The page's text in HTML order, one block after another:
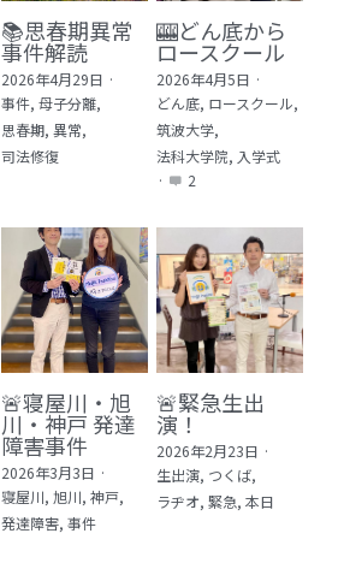
📚思春期異常
事件解読
2026年4月29日 ·
事件, 母子分離,
思春期, 異常,
司法修復
🎰どん底から
ロースクール
2026年4月5日 ·
どん底, ロースクール,
筑波大学,
法科大学院, 入学式
·
2
🚨寝屋川・旭
川・神戸 発達
障害事件
2026年3月3日 ·
寝屋川, 旭川, 神戸,
発達障害, 事件
🚨緊急生出
演！
2026年2月23日 ·
生出演, つくば,
ラヂオ, 緊急, 本日